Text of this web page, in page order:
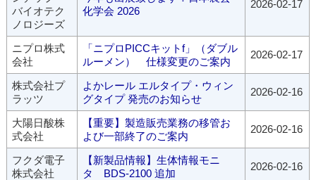
バイオテク
ノロジーズ
化学会 2026
2026-02-17
ニプロ株式
会社
「ニプロPICCキットf」（ダブル
ルーメン） 仕様変更のご案内
2026-02-17
株式会社プ
ラッツ
よかレール エルタイプ・ウィン
グタイプ 発売のお知らせ
2026-02-16
大陽日酸株
式会社
【重要】製造販売業務の移管お
よび一部終了のご案内
2026-02-16
フクダ電子
株式会社
【新製品情報】生体情報モニ
タ BDS-2100 追加
2026-02-16